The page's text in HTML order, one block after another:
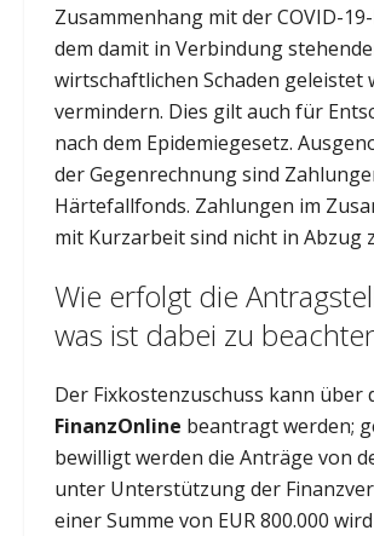
Zusammenhang mit der COVID-
dem damit in Verbindung
wirtschaftlichen Schaden geleistet
vermindern. Dies gilt auch für
nach dem Epidemiegesetz.
der Gegenrechnung sind
Härtefallfonds. Zahlungen im
mit Kurzarbeit sind nicht in Abzug
Wie erfolgt die
was ist dabei zu
Der Fixkostenzuschuss kann über
FinanzOnline beantragt werden;
bewilligt werden die Anträge von
unter Unterstützung der
einer Summe von EUR 800.000